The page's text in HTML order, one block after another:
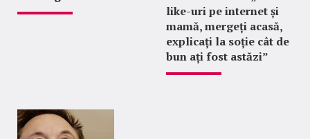
like-uri pe internet și
mamă, mergeți acasă,
explicați la soție cât de
bun ați fost astăzi”